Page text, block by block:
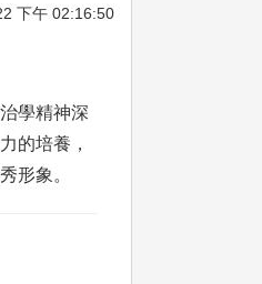
下午 02:16:50
學精神深
的培養，
形象。